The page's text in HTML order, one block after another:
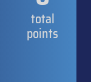
total
points